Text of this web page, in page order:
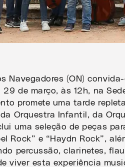
Navegadores (ON)
de março, às 12h, na
promete uma tarde
Orquestra Infantil, da
uma seleção de peças
Rock” e “Haydn Rock”,
percussão, clarinetes,
viver esta experiência